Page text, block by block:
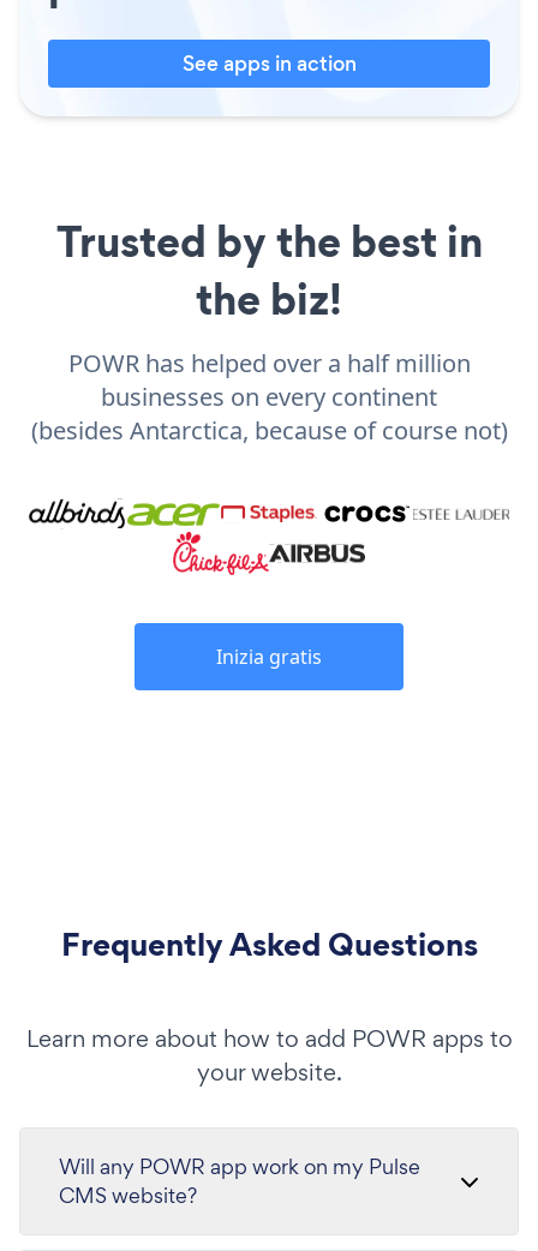
See apps in action
Trusted by the best in
the biz!
POWR has helped over a half million
businesses on every continent
(besides Antarctica, because of course not)
Inizia gratis
Frequently Asked Questions
Learn more about how to add POWR apps to
your website.
Will any POWR app work on my Pulse
CMS website?